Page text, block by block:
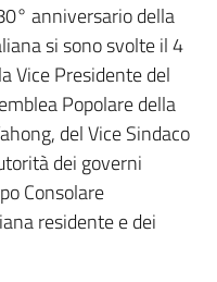
anniversario della
si sono svolte il 4
Vice Presidente del
Popolare della
del Vice Sindaco
dei governi
Consolare
residente e dei